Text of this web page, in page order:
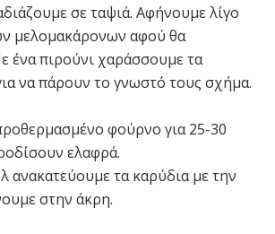
σε ταψιά. Αφήνουμε λίγο
μελομακάρονων αφού θα
πιρούνι χαράσσουμε τα
να πάρουν το γνωστό τους σχήμα.
φούρνο για 25-30
ελαφρά.
ανακατεύουμε τα καρύδια με την
στην άκρη.